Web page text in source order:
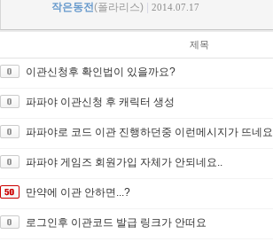
작은동전(폴라리스) 2014.07.17
제목
이관신청후 확인법이 있을까요?
파파야 이관신청 후 캐릭터 생성
파파야로 코드 이관 진행하던중 이런메시지가 뜨네요;;
파파야 게임즈 회원가입 자체가 안되네요..
만약에 이관 안하면...?
로그인후 이관코드 발급 링크가 안떠요